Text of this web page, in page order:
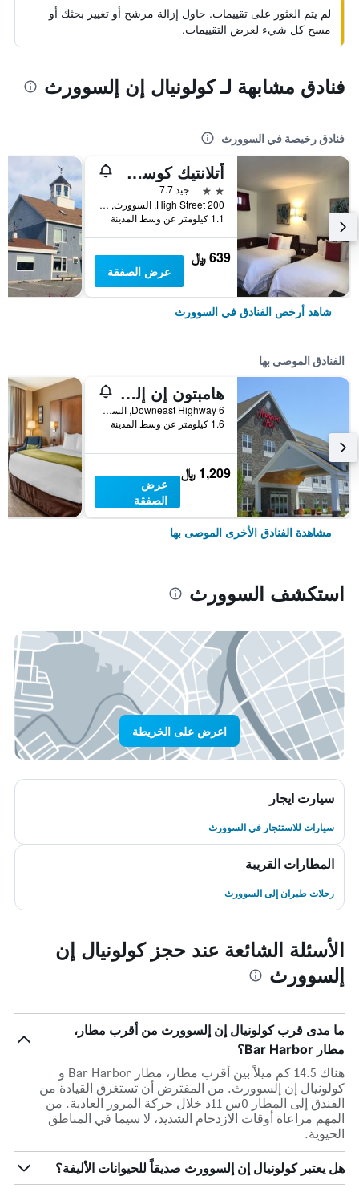
لم يتم العثور على تقييمات. حاول إزالة مرشح أو تغيير بحثك أو
مسح كل شيء لعرض التقييمات.
فنادق مشابهة لـ كولونيال إن إلسوورث
فنادق رخيصة في السوورث
أتلانتيك كوست إن
2 نجمتين
جيد 7.7
200 High Street, السوورث, ME, الولايات المتحدة الأميريكية
1.1 كيلومتر عن وسط المدينة
639 ﷼
عرض الصفقة
شاهد أرخص الفنادق في السوورث
الفنادق الموصى بها
هامبتون إن إلسوورث/بار هاربور
6 Downeast Highway, السوورث, ME, الولايات المتحدة الأميريكية
1.6 كيلومتر عن وسط المدينة
1,209 ﷼
عرض
الصفقة
مشاهدة الفنادق الأخرى الموصى بها
استكشف السوورث
اعرض على الخريطة
سيارت ايجار
سيارات للاستئجار في السوورث
المطارات القريبة
رحلات طيران إلى السوورث
الأسئلة الشائعة عند حجز كولونيال إن
إلسوورث
ما مدى قرب كولونيال إن إلسوورث من أقرب مطار،
مطار Bar Harbor؟
هناك 14.5 كم ميلاً بين أقرب مطار، مطار Bar Harbor و
كولونيال إن إلسوورث. من المفترض أن تستغرق القيادة من
الفندق إلى المطار 0س 11د خلال حركة المرور العادية. من
المهم مراعاة أوقات الازدحام الشديد، لا سيما في المناطق
الحيوية.
هل يعتبر كولونيال إن إلسوورث صديقاً للحيوانات الأليفة؟